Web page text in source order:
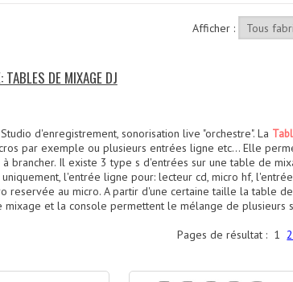
Afficher :
DE MIXAGE DJ
d'enregistrement, sonorisation live "orchestre". La
par exemple ou plusieurs entrées ligne etc... Elle
brancher. Il existe 3 type s d'entrées sur une table de
l'entrée ligne pour: lecteur cd, micro hf, l'entrée
reservée au micro. A partir d'une certaine taille la table
et la console permettent le mélange de plusieurs
Pages de résultat : 1 2